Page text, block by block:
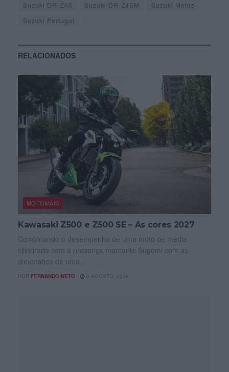
Suzuki DR-Z4S
Suzuki DR-Z4SM
Suzuki Motos
Suzuki Portugal
RELACIONADOS
MOTOMAIS
Kawasaki Z500 e Z500 SE – As cores 2027
Combinando o desempenho de uma moto de média
cilindrada com a presença marcante Sugomi com as
dimensões de uma...
POR FERNANDO NETO 5 AGOSTO, 2026